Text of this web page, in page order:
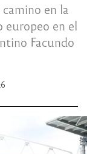
en la
en el
Facundo